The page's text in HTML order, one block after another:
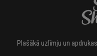
Plašākā uzlīmju un